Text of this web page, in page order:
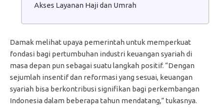
Akses Layanan Haji dan Umrah
Damak melihat upaya pemerintah untuk memperkuat
fondasi bagi pertumbuhan industri keuangan syariah di
masa depan pun sebagai suatu langkah positif. “Dengan
sejumlah insentif dan reformasi yang sesuai, keuangan
syariah bisa berkontribusi signifikan bagi perkembangan
Indonesia dalam beberapa tahun mendatang,” tukasnya.